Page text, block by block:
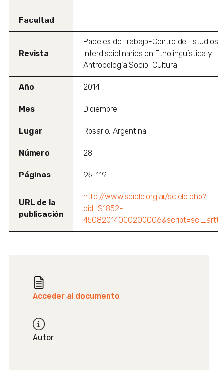
Facultad
Revista
Papeles de Trabajo-Centro de Estudios
Interdisciplinarios en Etnolinguística y
Antropología Socio-Cultural
Año 2014
Mes Diciembre
Lugar Rosario, Argentina
Número 28
Páginas 95-119
URL de la
publicación
http://www.scielo.org.ar/scielo.php?
pid=S1852-
Acceder al documento
Autor